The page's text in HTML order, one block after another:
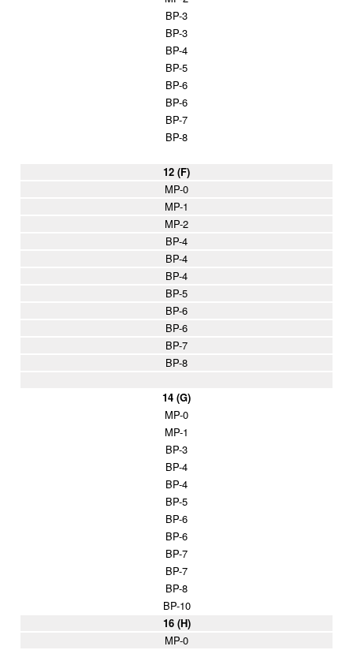
BP-3
BP-3
BP-4
BP-5
BP-6
BP-6
BP-7
BP-8
12 (F)
MP-0
MP-1
MP-2
BP-4
BP-4
BP-4
BP-5
BP-6
BP-6
BP-7
BP-8
14 (G)
MP-0
MP-1
BP-3
BP-4
BP-4
BP-5
BP-6
BP-6
BP-7
BP-7
BP-8
BP-10
16 (H)
MP-0